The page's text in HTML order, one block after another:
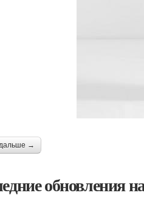
→
обновления